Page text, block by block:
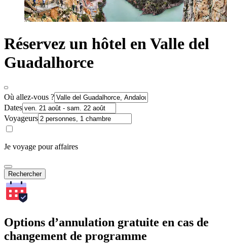
Réservez un hôtel en Valle del
Guadalhorce
Où allez-vous ?
Dates
Voyageurs
Je voyage pour affaires
Rechercher
Options d’annulation gratuite en cas de
changement de programme